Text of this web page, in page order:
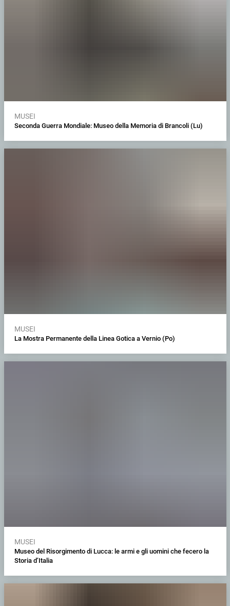
MUSEI
Seconda Guerra Mondiale: Museo della Memoria di Brancoli (Lu)
MUSEI
La Mostra Permanente della Linea Gotica a Vernio (Po)
MUSEI
Museo del Risorgimento di Lucca: le armi e gli uomini che fecero la
Storia d’Italia